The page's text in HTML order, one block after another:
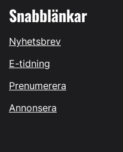
Snabblänkar
Nyhetsbrev
E-tidning
Prenumerera
Annonsera